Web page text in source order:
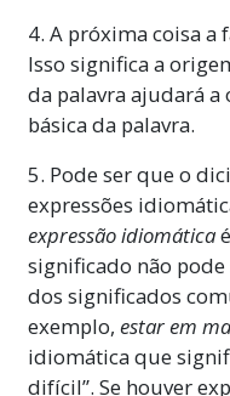
4. A próxima coisa a
Isso significa a
da palavra ajudará
básica da palavra.
5. Pode ser que o
expressões
expressão idiomática
significado não
dos significados
exemplo, estar em
idiomática que
difícil”. Se houver